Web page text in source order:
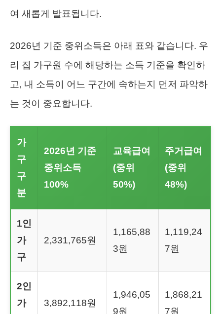
여 새롭게 발표됩니다.
2026년 기준 중위소득은 아래 표와 같습니다. 우
리 집 가구원 수에 해당하는 소득 기준을 확인하
고, 내 소득이 어느 구간에 속하는지 먼저 파악하
는 것이 중요합니다.
가
구
구
분
2026년 기준
중위소득
100%
교육급여
(중위
50%)
주거급여
(중위
48%)
1인
가
구
2,331,765원
1,165,88
3원
1,119,24
7원
2인
가
3,892,118원
1,946,05
9원
1,868,21
7원